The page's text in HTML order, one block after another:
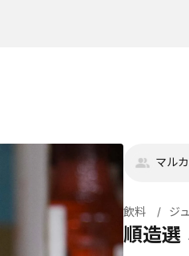
マル
飲料 ジ
順造選